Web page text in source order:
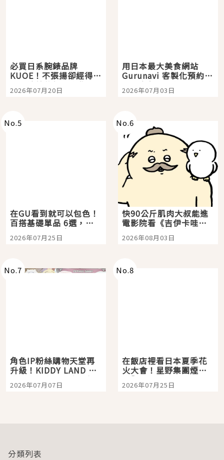
必買日系腕錶品牌
KUOE！不張揚卻經得起
時間洗鍊的經典之作五
選
2026年07月20日
用日本最大美食網站
Gurunavi 客製化預約九
大都市餐廳，打造專屬
美食體驗！
2026年07月03日
No.5
在GU看到就可以包色！
百搭基礎單品 6選，閉
眼全收也不心疼
2026年07月25日
No.6
快90公斤肌肉大叔能進
電影院看《吉伊卡哇》
嗎？日本重金屬樂團
「打首」會長與nagano
2026年08月03日
No.7
角色IP粉絲購物天堂再
升級！KIDDY LAND 原
宿店吉伊卡哇迎客，新
開幕 OMOKADO 店3分
2026年07月07日
No.8
在飯店裡看日本夏季花
火大會！星野集團煙火
景觀飯店6選，讓你不用
人擠人悠閒欣賞
2026年07月25日
分類列表